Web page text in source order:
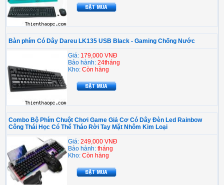
Bàn phím Có Dây Dareu LK135 USB Black - Gaming Chống Nước
Giá: 179,000 VNĐ
Bảo hành: 24tháng
Kho: Còn hàng
Combo Bộ Phím Chuột Chơi Game Giả Cơ Có Dây Đèn Led Rainbow
Công Thái Học Có Thể Tháo Rời Tay Mặt Nhôm Kim Loại
Giá: 249,000 VNĐ
Bảo hành: tháng
Kho: Còn hàng